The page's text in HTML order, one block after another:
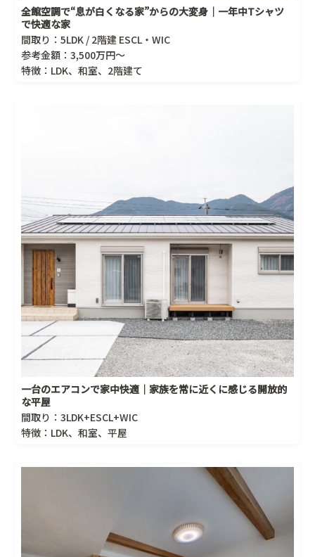
全館空調で“息が白くなる家”からの大変身｜一年中Tシャツ
で快適な家
間取り：5LDK / 2階建 ESCL・WIC
参考金額：3,500万円〜
特徴：LDK、和室、2階建て
一台のエアコンで家中快適｜家族を常に近くに感じる開放的
な平屋
間取り：3LDK+ESCL+WIC
特徴：LDK、和室、平屋